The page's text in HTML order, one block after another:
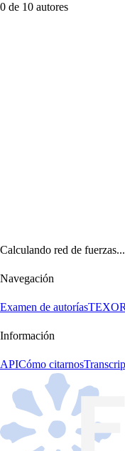
0 de 10 autores
Calculando red de fuerzas...
Navegación
Examen de autorías
Información
APICómo citarnos